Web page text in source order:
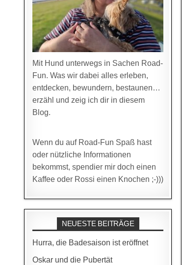
Mit Hund unterwegs in Sachen Road-
Fun. Was wir dabei alles erleben,
entdecken, bewundern, bestaunen…
erzähl und zeig ich dir in diesem
Blog.
Wenn du auf Road-Fun Spaß hast
oder nützliche Informationen
bekommst, spendier mir doch einen
Kaffee oder Rossi einen Knochen ;-)))
NEUESTE BEITRÄGE
Hurra, die Badesaison ist eröffnet
Oskar und die Pubertät